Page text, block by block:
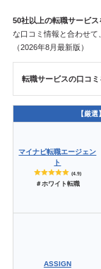
50社以上の転職サービス
な口コミ情報と合わせ
（2026年8月最新版）
転職サービスの口コ
【厳
マイナビ転職エージェン
ト
(4.9)
＃ホワイト転職
ASSIGN